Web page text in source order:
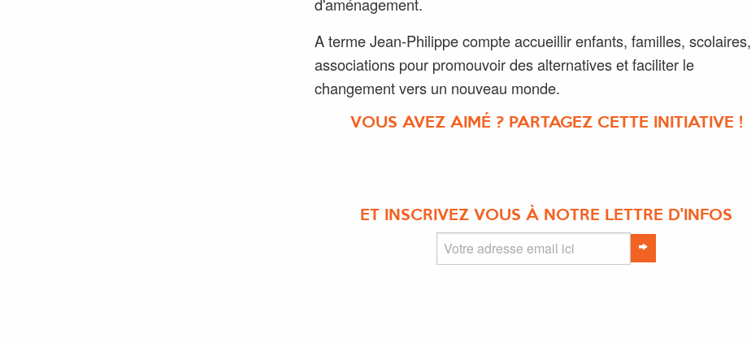
A terme Jean-Philippe compte accueillir enfants, familles, scolaires,
associations pour promouvoir des alternatives et faciliter le
changement vers un nouveau monde.
VOUS AVEZ AIMÉ ? PARTAGEZ CETTE INITIATIVE !
ET INSCRIVEZ VOUS À NOTRE LETTRE D'INFOS